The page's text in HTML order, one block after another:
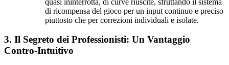
di ricompensa del gioco per un input continuo e preciso
piuttosto che per correzioni individuali e isolate.
3. Il Segreto dei Professionisti: Un Vantaggio
Contro-Intuitivo